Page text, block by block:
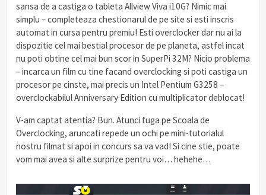
sansa de a castiga o tableta Allview Viva i10G? Nimic mai
simplu – completeaza chestionarul de pe site si esti inscris
automat in cursa pentru premiu! Esti overclocker dar nu ai la
dispozitie cel mai bestial procesor de pe planeta, astfel incat
nu poti obtine cel mai bun scor in SuperPi 32M? Nicio problema
– incarca un film cu tine facand overclocking si poti castiga un
procesor pe cinste, mai precis un Intel Pentium G3258 –
overclockabilul Anniversary Edition cu multiplicator deblocat!
V-am captat atentia? Bun. Atunci fuga pe Scoala de
Overclocking, aruncati repede un ochi pe mini-tutorialul
nostru filmat si apoi in concurs sa va vad! Si cine stie, poate
vom mai avea si alte surprize pentru voi… hehehe…